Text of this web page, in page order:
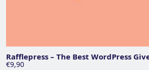
Rafflepress – The Best WordPress
€9,90